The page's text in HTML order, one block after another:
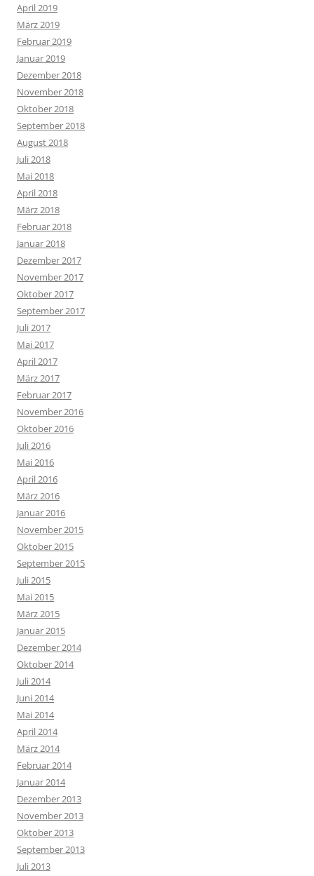
April 2019
März 2019
Februar 2019
Januar 2019
Dezember 2018
November 2018
Oktober 2018
September 2018
August 2018
Juli 2018
Mai 2018
April 2018
März 2018
Februar 2018
Januar 2018
Dezember 2017
November 2017
Oktober 2017
September 2017
Juli 2017
Mai 2017
April 2017
März 2017
Februar 2017
November 2016
Oktober 2016
Juli 2016
Mai 2016
April 2016
März 2016
Januar 2016
November 2015
Oktober 2015
September 2015
Juli 2015
Mai 2015
März 2015
Januar 2015
Dezember 2014
Oktober 2014
Juli 2014
Juni 2014
Mai 2014
April 2014
März 2014
Februar 2014
Januar 2014
Dezember 2013
November 2013
Oktober 2013
September 2013
Juli 2013